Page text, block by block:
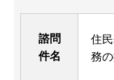
諮問
件名
住
務